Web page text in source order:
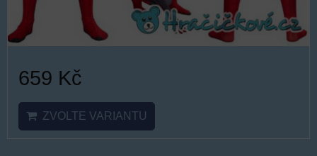
659 Kč
ZVOLTE VARIANTU